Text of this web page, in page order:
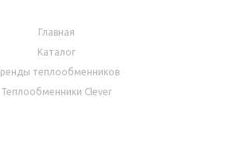
Главная
Каталог
теплообменников
Теплообменники Clever